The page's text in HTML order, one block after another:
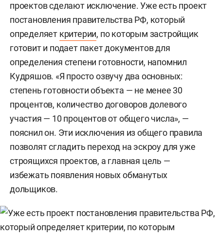
проектов сделают исключение. Уже есть проект
постановления правительства РФ, который
определяет критерии, по которым застройщик
готовит и подает пакет документов для
определения степени готовности, напомнил
Кудряшов. «Я просто озвучу два основных:
степень готовности объекта — не менее 30
процентов, количество договоров долевого
участия — 10 процентов от общего числа», —
пояснил он. Эти исключения из общего правила
позволят сгладить переход на эскроу для уже
строящихся проектов, а главная цель —
избежать появления новых обманутых
дольщиков.